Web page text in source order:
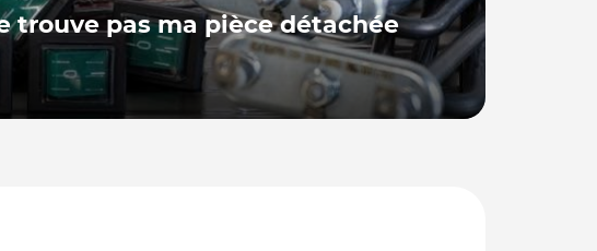
trouve pas ma pièce détachée